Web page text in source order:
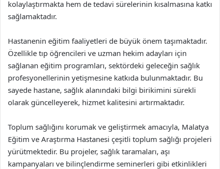
kolaylaştırmakta hem de tedavi sürelerinin kısalmasına katkı
sağlamaktadır.
Hastanenin eğitim faaliyetleri de büyük önem taşımaktadır.
Özellikle tıp öğrencileri ve uzman hekim adayları için
sağlanan eğitim programları, sektördeki geleceğin sağlık
profesyonellerinin yetişmesine katkıda bulunmaktadır. Bu
sayede hastane, sağlık alanındaki bilgi birikimini sürekli
olarak güncelleyerek, hizmet kalitesini artırmaktadır.
Toplum sağlığını korumak ve geliştirmek amacıyla, Malatya
Eğitim ve Araştırma Hastanesi çeşitli toplum sağlığı projeleri
yürütmektedir. Bu projeler, sağlık taramaları, aşı
kampanyaları ve bilinçlendirme seminerleri gibi etkinlikleri